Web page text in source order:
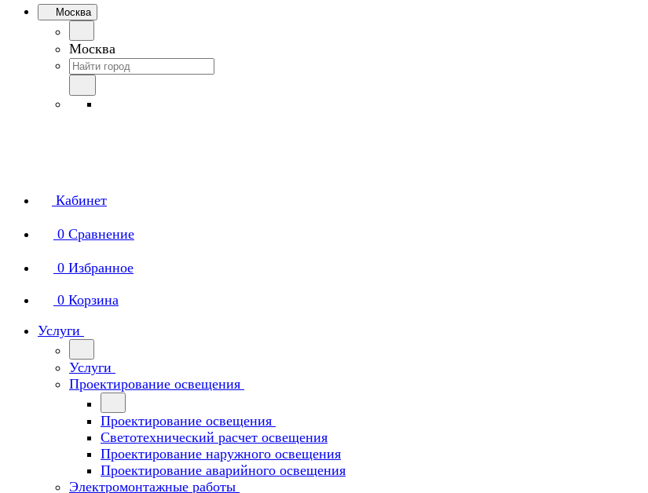
Москва
Москва
Кабинет
0 Сравнение
0 Избранное
0 Корзина
Услуги
Услуги
Проектирование освещения
Проектирование освещения
Светотехнический расчет освещения
Проектирование наружного освещения
Проектирование аварийного освещения
Электромонтажные работы